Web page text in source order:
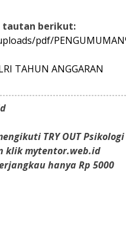
tautan berikut:
pdf/
TAHUN ANGGARAN
TRY OUT Psikologi
klik mytentor.web.id
hanya Rp 5000